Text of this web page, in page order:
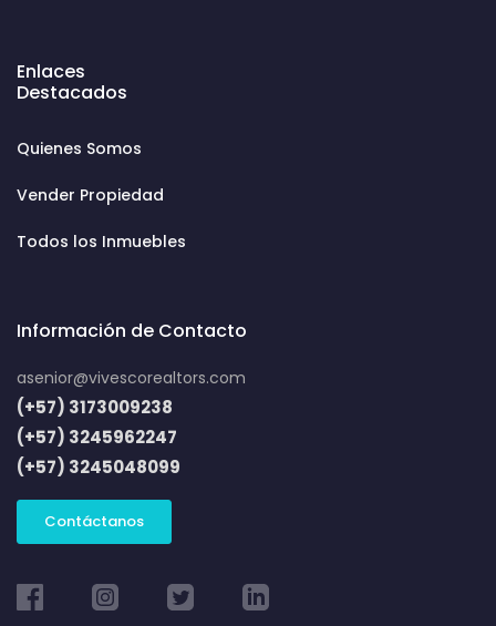
Enlaces
Destacados
Quienes Somos
Vender Propiedad
Todos los Inmuebles
Información de Contacto
asenior@vivescorealtors.com
(+57) 3173009238
(+57) 3245962247
(+57) 3245048099
Contáctanos